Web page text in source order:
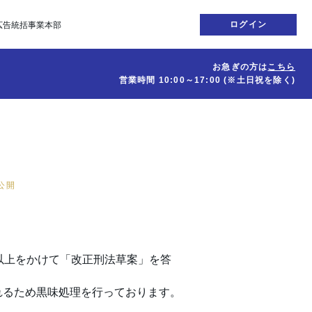
告統括事業本部 ログイン
お急ぎの方はこちら
営業時間 10:00～17:00(※土日祝を除く)
開
をかけて「改正刑法草案」を答
ため黒味処理を行っております。